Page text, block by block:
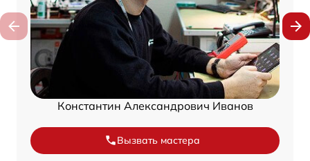
Константин Александрович Иванов
Вызвать мастера